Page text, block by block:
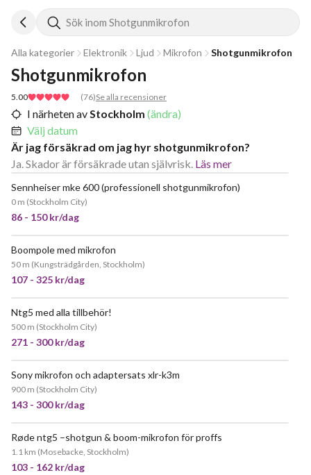
Sök inom Shotgunmikrofon
Alla kategorier Elektronik Ljud Mikrofon Shotgunmikrofon
5.00 (76)Se alla recensioner
Shotgunmikrofon
I närheten avStockholm (ändra)
Välj datum
Är jag försäkrad om jag hyr shotgunmikrofon?
Ja. Skador är försäkrade utan självrisk. Läs mer
POPULÄR
Sennheiser mke 600 (professionell shotgunmikrofon)
0 m (Stockholm City)
86 - 150 kr/dag
Boompole med mikrofon
50 m (Kungsträdgården, Stockholm)
107 - 325 kr/dag
Ntg5 med alla tillbehör!
500 m (Stockholm City)
271 - 300 kr/dag
Sony mikrofon och adaptersats xlr-k3m
900 m (Stockholm City)
143 - 300 kr/dag
Røde ntg5 –shotgun & boom-mikrofon för proffs
1.1 km (Mosebacke, Stockholm)
103 - 162 kr/dag